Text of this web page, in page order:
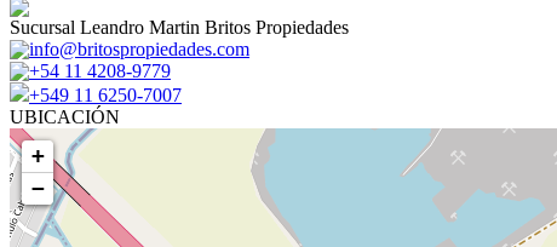
Sucursal Leandro Martin Britos Propiedades
info@britospropiedades.com
+54 11 4208-9779
+549 11 6250-7007
UBICACIÓN
+
−